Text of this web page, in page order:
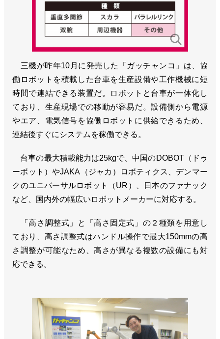
三機が昨年10月に発売した「ガッチャンコ」は、協
働ロボットを積載した台車を生産設備や工作機械に短
時間で連結できる装置だ。ロボットと台車が一体化し
ており、生産現場での移動が容易だ。設備側から電源
やエア、電気信号を協働ロボットに供給できるため、
連結後すぐにシステムを稼働できる。
台車の最大積載能力は25kgで、中国のDOBOT（ドゥ
ーボット）やJAKA（ジャカ）ロボティクス、デンマー
クのユニバーサルロボット（UR）、日本のファナック
など、国内外の幅広いロボットメーカーに対応する。
「高さ調整式」と「高さ固定式」の２種類を用意し
ており、高さ調整式はハンドル操作で最大150mmの高
さ調整が可能なため、高さが異なる複数の設備にも対
応できる。